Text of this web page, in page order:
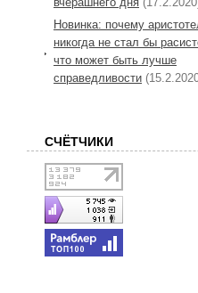
Новинка: почему
никогда не стал бы
что может быть лучше
справедливости
СЧЁТЧИКИ